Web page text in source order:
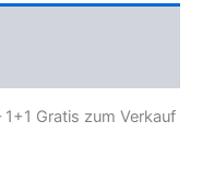
Gratis zum Verkauf